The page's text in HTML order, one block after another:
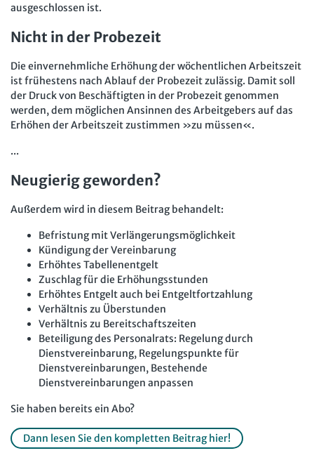
ausgeschlossen ist.
Nicht in der Probezeit
Die einvernehmliche Erhöhung der wöchentlichen Arbeitszeit
ist frühestens nach Ablauf der Probezeit zulässig. Damit soll
der Druck von Beschäftigten in der Probezeit genommen
werden, dem möglichen Ansinnen des Arbeitgebers auf das
Erhöhen der Arbeitszeit zustimmen »zu müssen«.
...
Neugierig geworden?
Außerdem wird in diesem Beitrag behandelt:
Befristung mit Verlängerungsmöglichkeit
Kündigung der Vereinbarung
Erhöhtes Tabellenentgelt
Zuschlag für die Erhöhungsstunden
Erhöhtes Entgelt auch bei Entgeltfortzahlung
Verhältnis zu Überstunden
Verhältnis zu Bereitschaftszeiten
Beteiligung des Personalrats: Regelung durch
Dienstvereinbarung, Regelungspunkte für
Dienstvereinbarungen, Bestehende
Dienstvereinbarungen anpassen
Sie haben bereits ein Abo?
Dann lesen Sie den kompletten Beitrag hier!